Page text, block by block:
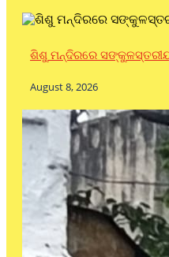
ଶିଶୁ ମନ୍ଦିରରେ ସଙ୍କୁଳସ୍ତରୀୟ
August 8, 2026